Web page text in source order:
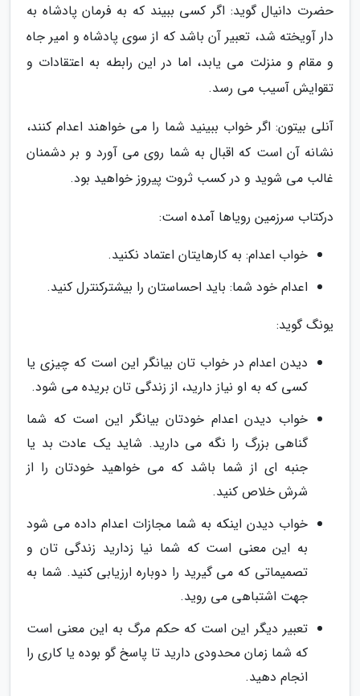
حضرت دانیال گوید: اگر کسی ببیند که به فرمان پادشاه به
دار آویخته شد، تعبیر آن باشد که از سوی پادشاه و امیر جاه
و مقام و منزلت می یابد، اما در این رابطه به اعتقادات و
تقوایش آسیب می رسد.
آنلی بیتون: اگر خواب ببینید شما را می خواهند اعدام کنند،
نشانه آن است که اقبال به شما روی می آورد و بر دشمنان
غالب می شوید و در کسب ثروت پیروز خواهید بود.
درکتاب سرزمین رویاها آمده است:
خواب اعدام: به کارهایتان اعتماد نکنید.
اعدام خود شما: باید احساستان را بیشترکنترل کنید.
یونگ گوید:
دیدن اعدام در خواب تان بیانگر این است که چیزی یا
کسی که به او نیاز دارید، از زندگی تان بریده می شود.
خواب دیدن اعدام خودتان بیانگر این است که شما
گناهی بزرگ را نگه می دارید. شاید یک عادت بد یا
جنبه ای از شما باشد که می خواهید خودتان را از
شرش خلاص کنید.
خواب دیدن اینکه به شما مجازات اعدام داده می شود
به این معنی است که شما نیا زدارید زندگی تان و
تصمیماتی که می گیرید را دوباره ارزیابی کنید. شما به
جهت اشتباهی می روید.
تعبیر دیگر این است که حکم مرگ به این معنی است
که شما زمان محدودی دارید تا پاسخ گو بوده یا کاری را
انجام دهید.